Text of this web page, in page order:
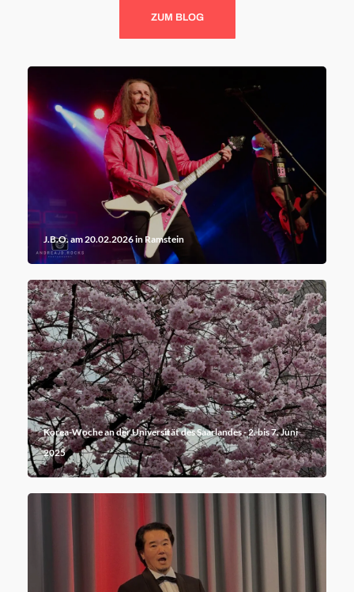
J.B.O. am 20.02.2026 in Ramstein
Korea-Woche an der Universität des Saarlandes - 2. bis 7. Juni
2025
ZUM BLOG